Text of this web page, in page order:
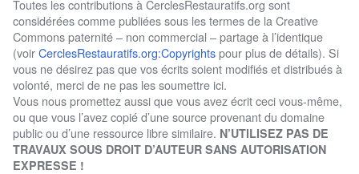
Toutes les contributions à CerclesRestauratifs.org sont
considérées comme publiées sous les termes de la Creative
Commons paternité – non commercial – partage à l’identique
(voirCerclesRestauratifs.org:Copyrightspour plus de détails). Si
vous ne désirez pas que vos écrits soient modifiés et distribués à
volonté, merci de ne pas les soumettre ici.
Vous nous promettez aussi que vous avez écrit ceci vous-même,
ou que vous l’avez copié d’une source provenant du domaine
public ou d’une ressource libre similaire. N’UTILISEZ PAS DE
TRAVAUX SOUS DROIT D’AUTEUR SANS AUTORISATION
EXPRESSE !